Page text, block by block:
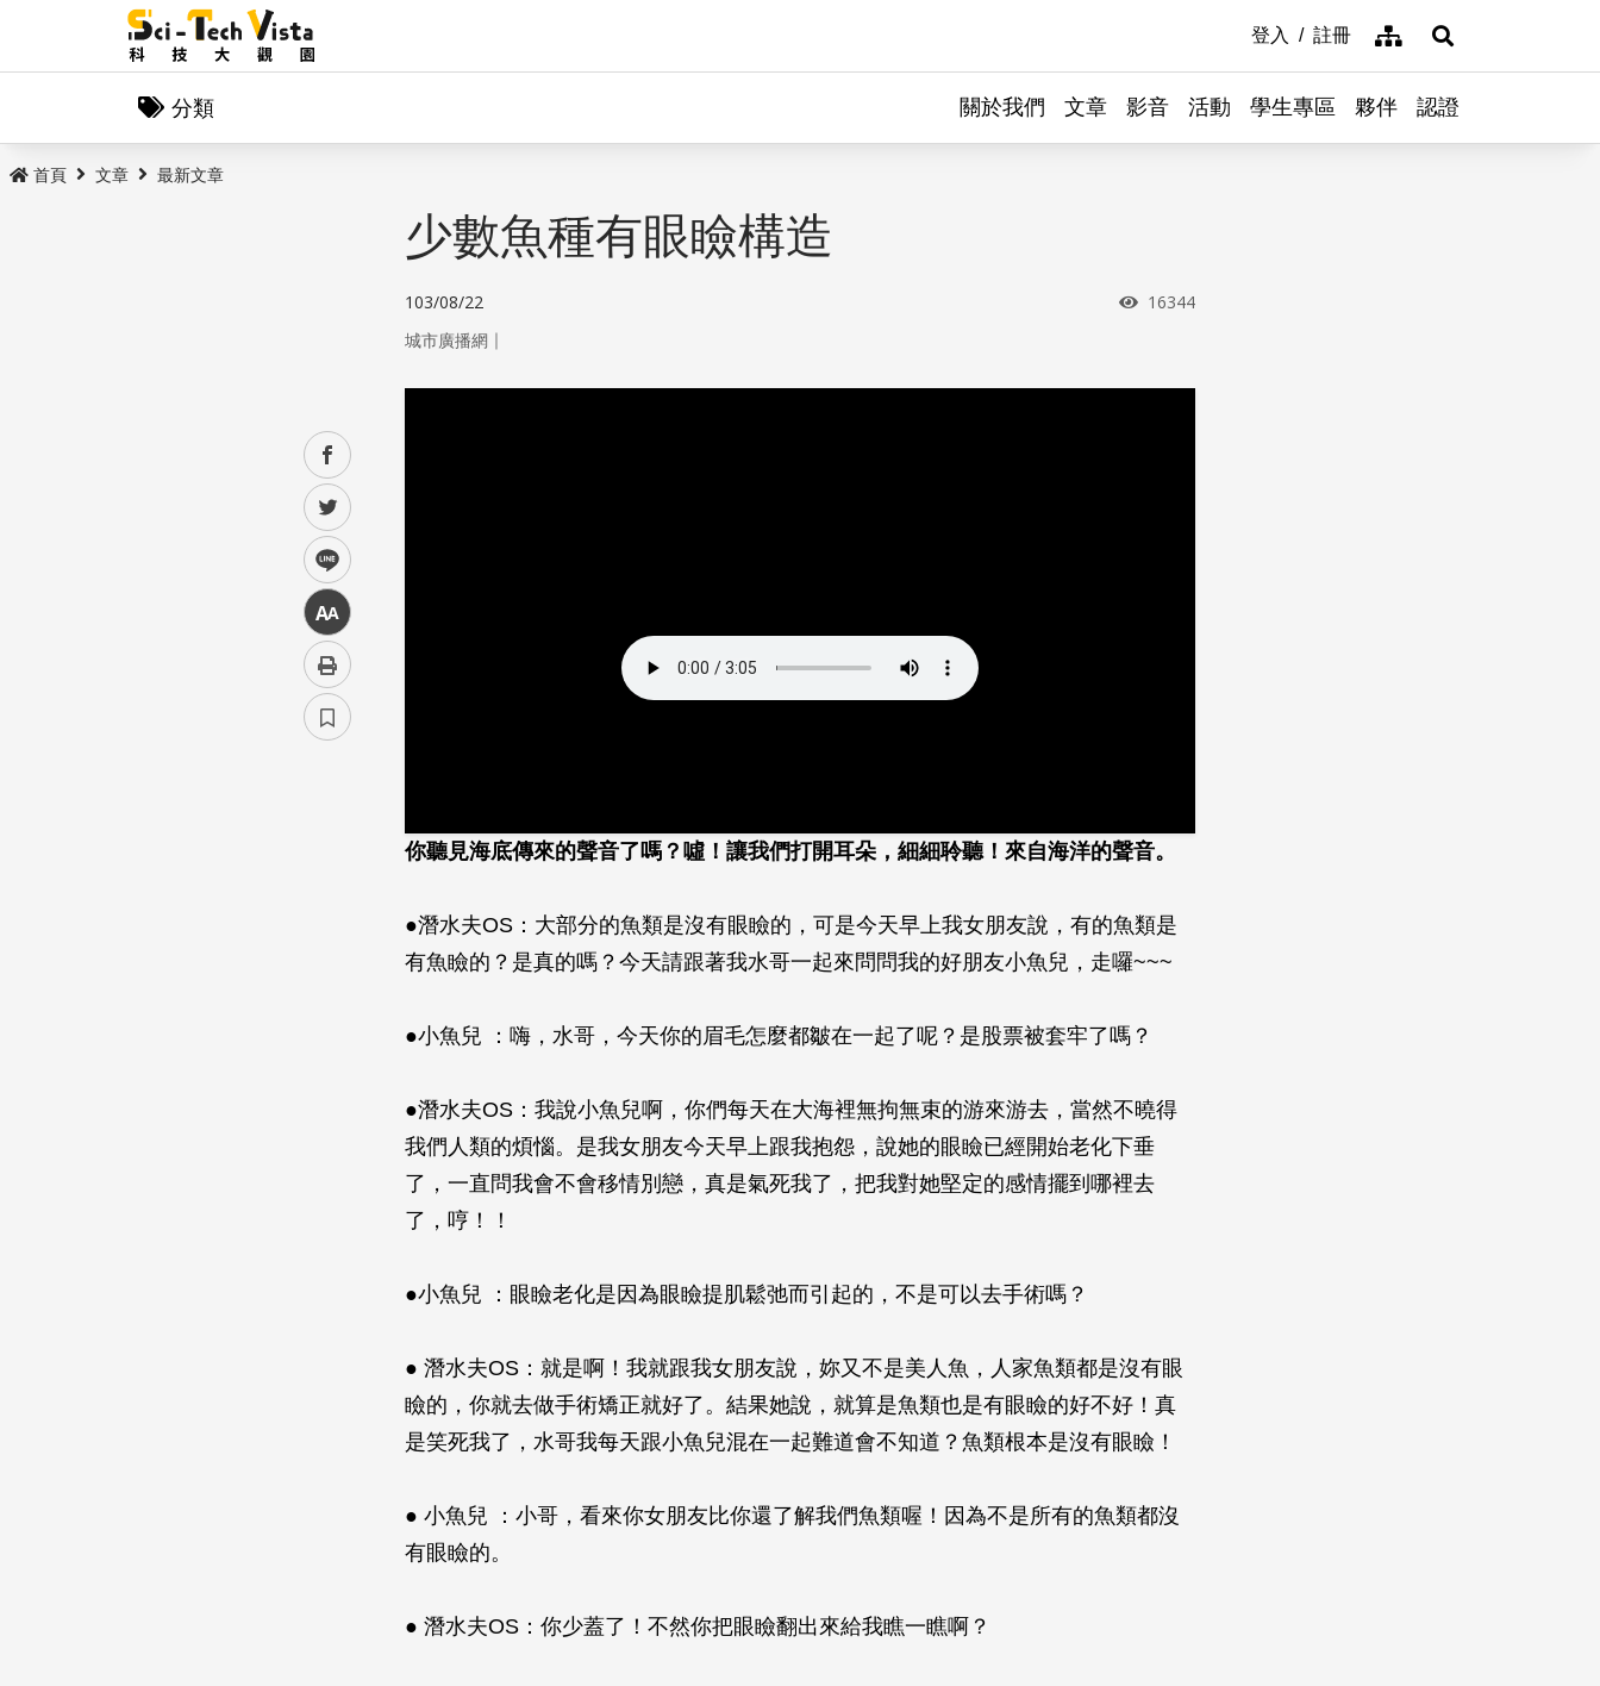
登入 註冊 網站導覽展開搜尋
分類 關於我們 文章 影音 活動 學生專區 夥伴 認證
首頁 文章 最新文章
facebook
twitter
line
中
少數魚種有眼瞼構造
103/08/22 瀏覽次數
16344
城市廣播網 ｜
你聽見海底傳來的聲音了嗎？噓！讓我們打開耳朵，細細聆聽！來自海洋的聲音。
●潛水夫OS：大部分的魚類是沒有眼瞼的，可是今天早上我女朋友說，有的魚類是
有魚瞼的？是真的嗎？今天請跟著我水哥一起來問問我的好朋友小魚兒，走囉~~~
●小魚兒 ：嗨，水哥，今天你的眉毛怎麼都皺在一起了呢？是股票被套牢了嗎？
●潛水夫OS：我說小魚兒啊，你們每天在大海裡無拘無束的游來游去，當然不曉得
我們人類的煩惱。是我女朋友今天早上跟我抱怨，說她的眼瞼已經開始老化下垂
了，一直問我會不會移情別戀，真是氣死我了，把我對她堅定的感情擺到哪裡去
了，哼！！
●小魚兒 ：眼瞼老化是因為眼瞼提肌鬆弛而引起的，不是可以去手術嗎？
● 潛水夫OS：就是啊！我就跟我女朋友說，妳又不是美人魚，人家魚類都是沒有眼
瞼的，你就去做手術矯正就好了。結果她說，就算是魚類也是有眼瞼的好不好！真
是笑死我了，水哥我每天跟小魚兒混在一起難道會不知道？魚類根本是沒有眼瞼！
● 小魚兒 ：小哥，看來你女朋友比你還了解我們魚類喔！因為不是所有的魚類都沒
有眼瞼的。
● 潛水夫OS：你少蓋了！不然你把眼瞼翻出來給我瞧一瞧啊？